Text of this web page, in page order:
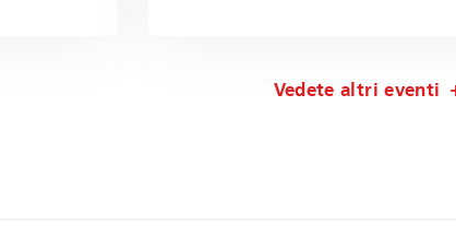
Vedete altri eventi